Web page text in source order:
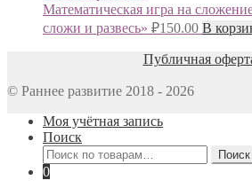
Математическая игра на
сложи и развесь» ₽150.00 В
Публичная
© Раннее развитие 2018 - 2026
Моя учётная запись
Поиск
Искать:
Поиск
0